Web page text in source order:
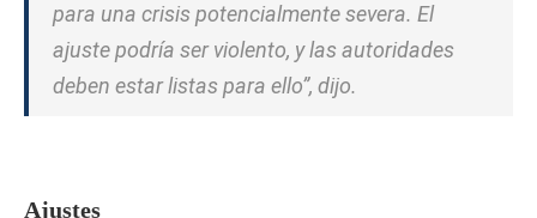
para una crisis potencialmente severa. El
ajuste podría ser violento, y las autoridades
deben estar listas para ello”, dijo.
Ajustes